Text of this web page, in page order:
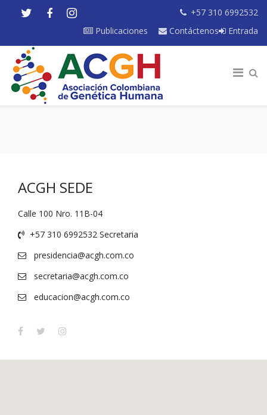
+57 310 6992532
Entrada
Publicaciones Contáctenos
ACGH SEDE
Calle 100 Nro. 11B-04
+57 310 6992532 Secretaria
presidencia@acgh.com.co
secretaria@acgh.com.co
educacion@acgh.com.co